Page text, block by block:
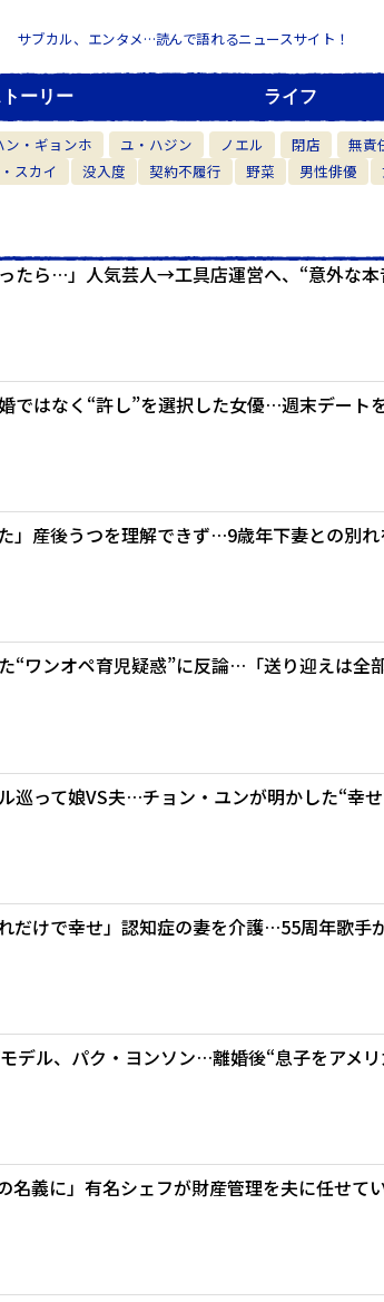
サブカル、エンタメ…読んで語れるニュースサイト！
ーリー ライフ
ン・ギョンホ ユ・ハジン ノエル 閉店 無責
スカイ 没入度 契約不履行 野菜 男性俳優
たら…」人気芸人→工具店運営へ、“意外な本
ではなく“許し”を選択した女優…週末デート
」産後うつを理解できず…9歳年下妻との別
“ワンオペ育児疑惑”に反論…「送り迎えは全
巡って娘VS夫…チョン・ユンが明かした“幸
だけで幸せ」認知症の妻を介護…55周年歌手
デル、パク・ヨンソン…離婚後“息子をアメ
名義に」有名シェフが財産管理を夫に任せて